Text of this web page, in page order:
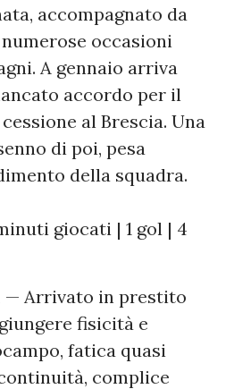
accompagnato da
occasioni
A gennaio arriva
accordo per il
al Brescia. Una
di poi, pesa
della squadra.
giocati | 1 gol | 4
— Arrivato in prestito
fisicità e
fatica quasi
complice